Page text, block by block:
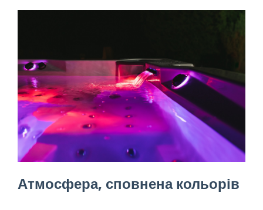
Атмосфера, сповнена кольорів